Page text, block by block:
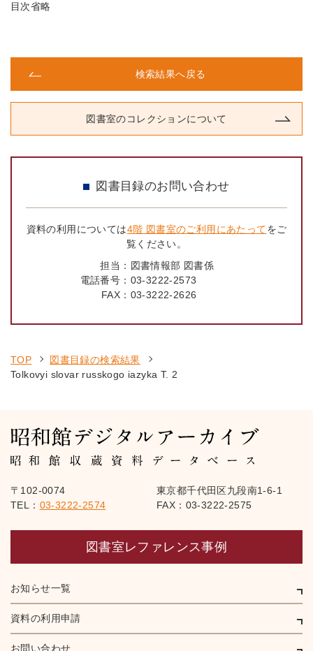
目次省略
検索結果へ戻る
図書室のコレクションについて
図書目録のお問い合わせ
資料の利用については4階 図書室のご利用にあたってをご
覧ください。
担当： 図書情報部 図書係
電話番号： 03-3222-2573
FAX： 03-3222-2626
TOP
図書目録の検索結果
Tolkovyi slovar russkogo iazyka T. 2
〒102-0074
東京都千代田区九段南1-6-1
TEL： 03-3222-2574 FAX：03-3222-2575
図書室レファレンス事例
お知らせ一覧
資料の利用申請
お問い合わせ